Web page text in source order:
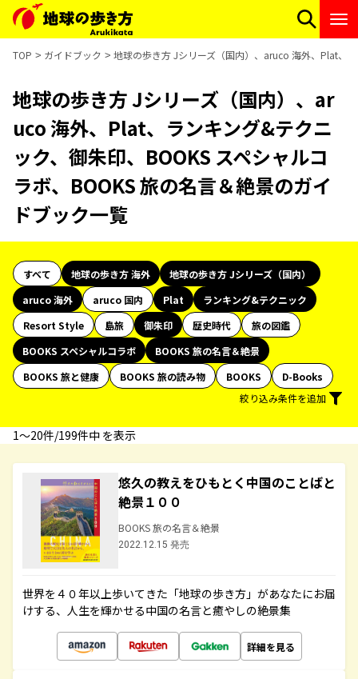
TOP ガイドブック 地球の歩き方 Jシリーズ（国内）、aruco 海外、Plat、
地球の歩き方 Jシリーズ（国内）、ar
uco 海外、Plat、ランキング&テクニ
ック、御朱印、BOOKS スペシャルコ
ラボ、BOOKS 旅の名言＆絶景のガイ
ドブック一覧
すべて 地球の歩き方 海外
地球の歩き方 Jシリーズ（国内）
aruco 海外
aruco 国内 Plat
ランキング&テクニック
Resort Style
島旅 御朱印 歴史時代
旅の図鑑
BOOKS スペシャルコラボ
BOOKS 旅の名言＆絶景
BOOKS 旅と健康
BOOKS 旅の読み物 BOOKS
D-Books
絞り込み条件を追加
1〜20件/199件中 を表示
悠久の教えをひもとく中国のことばと
絶景１００
BOOKS 旅の名言＆絶景
2022.12.15 発売
世界を４０年以上歩いてきた「地球の歩き方」があなたにお届
けする、人生を輝かせる中国の名言と癒やしの絶景集
詳細を見る